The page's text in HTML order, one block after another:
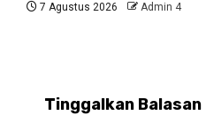
7 Agustus 2026 Admin 4
Tinggalkan Balasan